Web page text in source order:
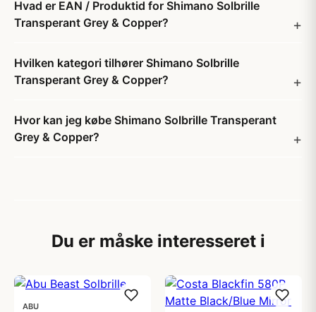
Hvad er EAN / Produktid for Shimano Solbrille
Transperant Grey & Copper?
Hvilken kategori tilhører Shimano Solbrille
Transperant Grey & Copper?
Hvor kan jeg købe Shimano Solbrille Transperant
Grey & Copper?
Du er måske interesseret i
ABU